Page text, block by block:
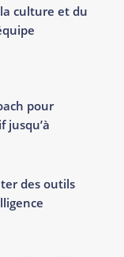
culture et du
pour
jusqu’à
des outils